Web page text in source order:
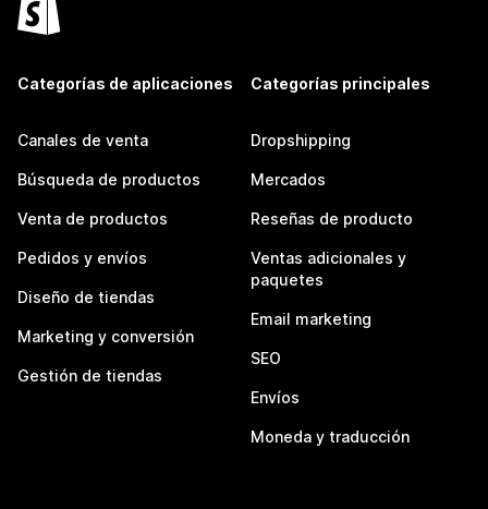
Categorías de aplicaciones
Canales de venta
Búsqueda de productos
Venta de productos
Pedidos y envíos
Diseño de tiendas
Marketing y conversión
Gestión de tiendas
Categorías principales
Dropshipping
Mercados
Reseñas de producto
Ventas adicionales y
paquetes
Email marketing
SEO
Envíos
Moneda y traducción